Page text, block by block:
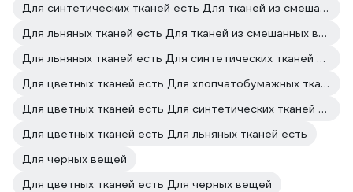
Для синтетических тканей есть Для тканей из смешанных волокон есть
Для льняных тканей есть Для тканей из смешанных волокон есть
Для льняных тканей есть Для синтетических тканей есть
Для цветных тканей есть Для хлопчатобумажных тканей есть
Для цветных тканей есть Для синтетических тканей есть
Для цветных тканей есть Для льняных тканей есть
Для черных вещей
Для цветных тканей есть Для черных вещей